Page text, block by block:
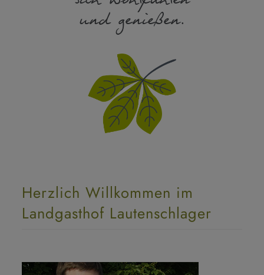
und genießen.
Herzlich Willkommen im
Landgasthof Lautenschlager